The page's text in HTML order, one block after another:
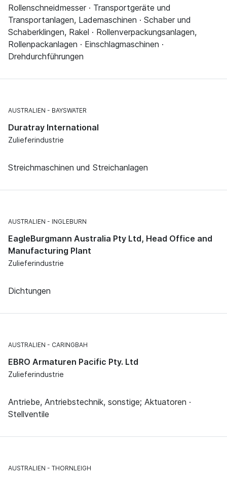
Rollenschneidmesser · Transportgeräte und
Transportanlagen, Lademaschinen · Schaber und
Schaberklingen, Rakel · Rollenverpackungsanlagen,
Rollenpackanlagen · Einschlagmaschinen ·
Drehdurchführungen
AUSTRALIEN BAYSWATER
Duratray International
Zulieferindustrie
Streichmaschinen und Streichanlagen
AUSTRALIEN INGLEBURN
EagleBurgmann Australia Pty Ltd, Head Office and
Manufacturing Plant
Zulieferindustrie
Dichtungen
AUSTRALIEN CARINGBAH
EBRO Armaturen Pacific Pty. Ltd
Zulieferindustrie
Antriebe, Antriebstechnik, sonstige; Aktuatoren ·
Stellventile
AUSTRALIEN THORNLEIGH